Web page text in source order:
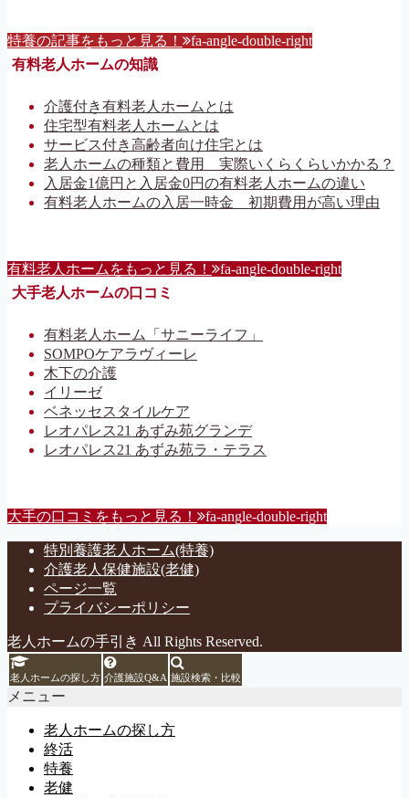
特養の記事をもっと見る！ fa-angle-double-right
有料老人ホームの知識
介護付き有料老人ホームとは
住宅型有料老人ホームとは
サービス付き高齢者向け住宅とは
老人ホームの種類と費用 実際いくらくらいかかる？
入居金1億円と入居金0円の有料老人ホームの違い
有料老人ホームの入居一時金 初期費用が高い理由
有料老人ホームをもっと見る！ fa-angle-double-right
大手老人ホームの口コミ
有料老人ホーム「サニーライフ」
SOMPOケアラヴィーレ
木下の介護
イリーゼ
ベネッセスタイルケア
レオパレス21 あずみ苑グランデ
レオパレス21 あずみ苑ラ・テラス
大手の口コミをもっと見る！ fa-angle-double-right
特別養護老人ホーム(特養)
介護老人保健施設(老健)
ページ一覧
プライバシーポリシー
老人ホームの手引き All Rights Reserved.
老人ホームの探し方 介護施設Q&A 施設検索・比較
メニュー
老人ホームの探し方
終活
特養
老健